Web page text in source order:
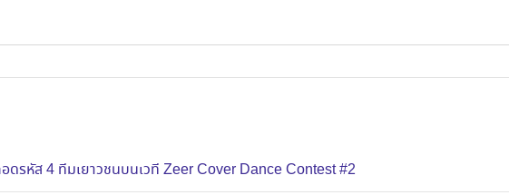
อดรหัส 4 ทีมเยาวชนบนเวที Zeer Cover Dance Contest #2